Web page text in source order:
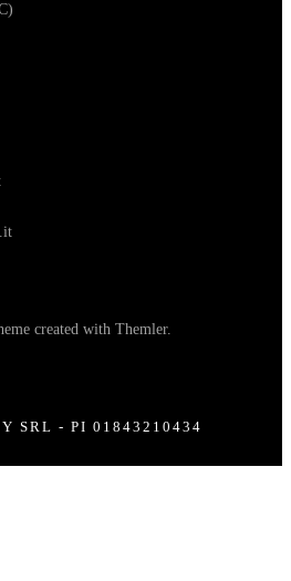
created with Themler.
SRL - PI 01843210434